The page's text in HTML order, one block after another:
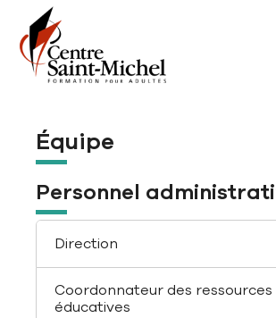
Aller à la navigation principale
Aller au contenu principal
Passer au pied de page
Équipe
Personnel
Direction
Coordonnateur des ressources
éducatives